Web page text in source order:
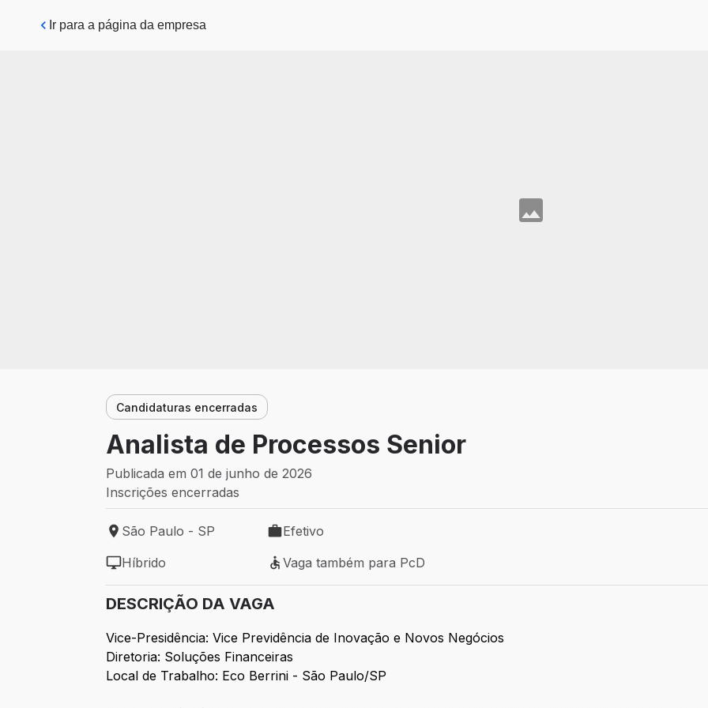
Pular para o conteúdo principal
Ir para a página da empresa
Candidaturas encerradas
Analista de Processos Senior
Publicada em 01 de junho de 2026
Inscrições encerradas
Local de trabalho: São Paulo - SP
São Paulo - SP
Tipo de vaga: Efetivo
Efetivo
Modelo de trabalho: Híbrido
Híbrido
Vaga também para PcD
Vaga também para PcD
DESCRIÇÃO DA VAGA
Vice-Presidência: Vice Previdência de Inovação e Novos Negócios
Diretoria: Soluções Financeiras
Local de Trabalho: Eco Berrini - São Paulo/SP